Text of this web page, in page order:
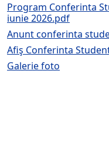
Program Conferinta
iunie 2026.pdf
Anunt conferinta
Afiş Conferinta
Galerie foto